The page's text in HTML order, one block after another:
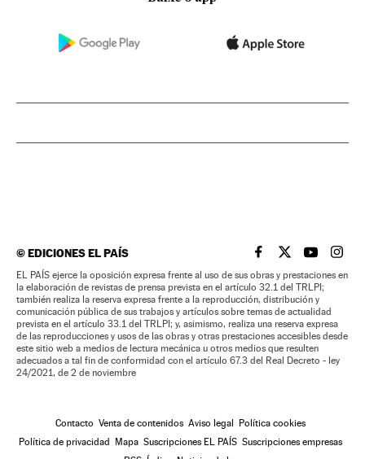
©EDICIONES EL PAÍS EL PAÍS BRASIL EN
EL PAÍSEL PAÍS
EL
EL PAÍS ejerce la oposición expresa frente al uso de sus obras y prestaciones en
la elaboración de revistas de prensa prevista en el artículo 32.1 del TRLPI;
también realiza la reserva expresa frente a la reproducción, distribución y
comunicación pública de sus trabajos y artículos sobre temas de actualidad
prevista en el artículo 33.1 del TRLPI; y, asimismo, realiza una reserva expresa
de las reproducciones y usos de las obras y otras prestaciones accesibles desde
este sitio web a medios de lectura mecánica u otros medios que resulten
adecuados a tal fin de conformidad con el artículo 67.3 del Real Decreto - ley
24/2021, de 2 de noviembre
Contacto Venta de contenidos Aviso legal
Política cookies
Política de privacidad
Mapa Suscripciones EL PAÍS Suscripciones empresas